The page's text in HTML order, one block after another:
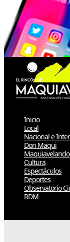
Inicio
Local
Nacional e
Don Maqui
Maquiavelando
Cultura
Espectáculos
Deportes
Observatorio
RDM